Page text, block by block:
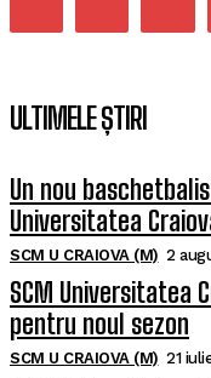
ULTIMELE ȘTIRI
Un nou
Universitatea
SCM U CRAIOVA (M) 2
SCM Universitatea
pentru noul sezon
SCM U CRAIOVA (M) 21